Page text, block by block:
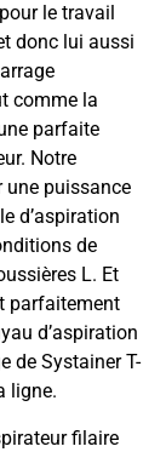
le travail
donc lui aussi
comme la
parfaite
Notre
une puissance
d’aspiration
de
L. Et
parfaitement
d’aspiration
de Systainer T-
ligne.
filaire